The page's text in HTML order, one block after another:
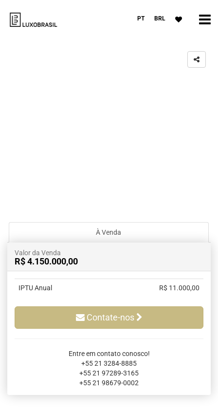
PT BRL
À Venda
Valor da Venda
R$ 4.150.000,00
IPTU Anual R$ 11.000,00
Contate-nos
Entre em contato conosco!
+55 21 3284-8885
+55 21 97289-3165
+55 21 98679-0002